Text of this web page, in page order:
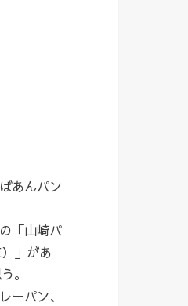
あんパン
「山崎パ
」があ
。
パン、